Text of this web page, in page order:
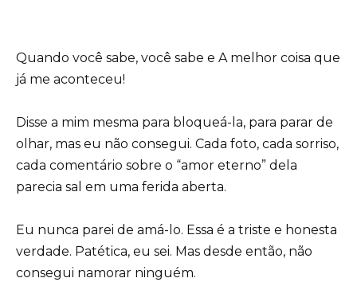
Quando você sabe, você sabe e A melhor coisa que
já me aconteceu!
Disse a mim mesma para bloqueá-la, para parar de
olhar, mas eu não consegui. Cada foto, cada sorriso,
cada comentário sobre o “amor eterno” dela
parecia sal em uma ferida aberta.
Eu nunca parei de amá-lo. Essa é a triste e honesta
verdade. Patética, eu sei. Mas desde então, não
consegui namorar ninguém.